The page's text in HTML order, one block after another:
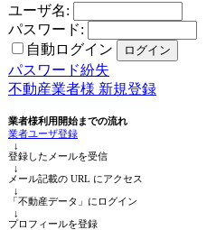
ユーザ名:
パスワード:
自動ログイン
パスワード紛失
不動産業者様 新規登録
業者様利用開始までの流れ
業者ユーザ登録
↓
登録したメールを受信
↓
メール記載の URL にアクセス
↓
「不動産データ」にログイン
↓
プロフィールを登録